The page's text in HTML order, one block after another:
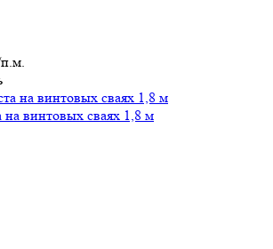
на винтовых сваях 1,8 м